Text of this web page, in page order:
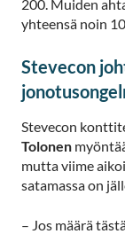
200. Muiden
yhteensä noin
Stevecon
Stevecon
Tolonen
mutta viime
satamassa on
– Jos määrä